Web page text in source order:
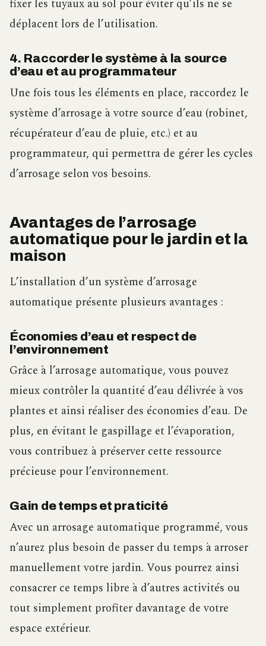
fixer les tuyaux au sol pour éviter qu’ils ne se
déplacent lors de l’utilisation.
4. Raccorder le système à la source
d’eau et au programmateur
Une fois tous les éléments en place, raccordez le
système d’arrosage à votre source d’eau (robinet,
récupérateur d’eau de pluie, etc.) et au
programmateur, qui permettra de gérer les cycles
d’arrosage selon vos besoins.
Avantages de l’arrosage
automatique pour le jardin et la
maison
L’installation d’un système d’arrosage
automatique présente plusieurs avantages :
Économies d’eau et respect de
l’environnement
Grâce à l’arrosage automatique, vous pouvez
mieux contrôler la quantité d’eau délivrée à vos
plantes et ainsi réaliser des économies d’eau. De
plus, en évitant le gaspillage et l’évaporation,
vous contribuez à préserver cette ressource
précieuse pour l’environnement.
Gain de temps et praticité
Avec un arrosage automatique programmé, vous
n’aurez plus besoin de passer du temps à arroser
manuellement votre jardin. Vous pourrez ainsi
consacrer ce temps libre à d’autres activités ou
tout simplement profiter davantage de votre
espace extérieur.